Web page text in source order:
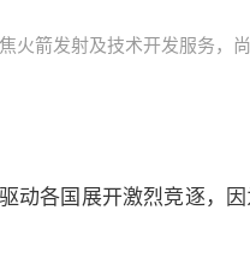
火箭发射及技术开发服务，
各国展开激烈竞逐，